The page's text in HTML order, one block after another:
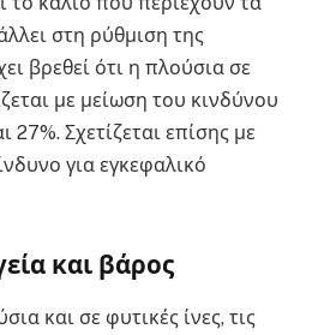
στη ρύθμιση της
βρεθεί ότι η πλούσια σε
με μείωση του κινδύνου
27%. Σχετίζεται επίσης με
για εγκεφαλικό
και βάρος
και σε φυτικές ίνες, τις